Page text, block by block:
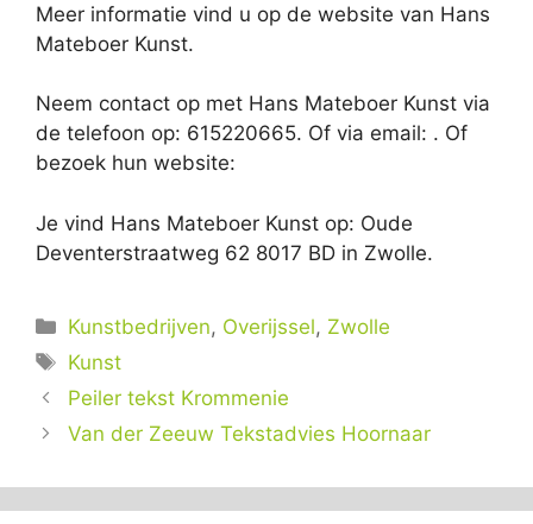
Meer informatie vind u op de website van Hans
Mateboer Kunst.
Neem contact op met Hans Mateboer Kunst via
de telefoon op: 615220665. Of via email: . Of
bezoek hun website:
Je vind Hans Mateboer Kunst op: Oude
Deventerstraatweg 62 8017 BD in Zwolle.
Categorieën
Kunstbedrijven, Overijssel, Zwolle
Tags
Kunst
Peiler tekst Krommenie
Van der Zeeuw Tekstadvies Hoornaar